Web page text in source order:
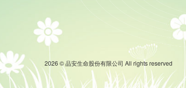
2026 © 品安生命股份有限公司 All rights reserved